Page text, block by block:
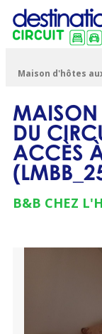
Maison d'hôtes
MAISON
DU
ACCÈS
(
B&B CHEZ